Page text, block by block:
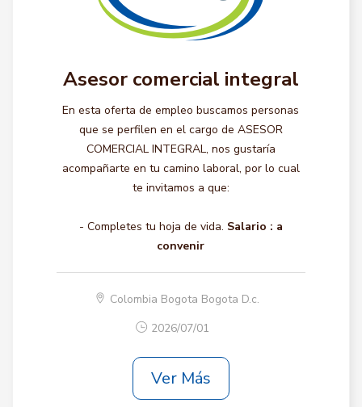
Asesor comercial integral
En esta oferta de empleo buscamos personas
que se perfilen en el cargo de ASESOR
COMERCIAL INTEGRAL, nos gustaría
acompañarte en tu camino laboral, por lo cual
te invitamos a que:
- Completes tu hoja de vida. Salario : a
convenir
Colombia Bogota Bogota D.c.
2026/07/01
Ver Más